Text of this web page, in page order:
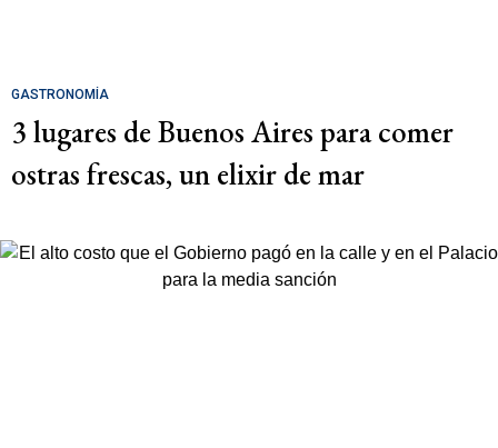
GASTRONOMÍA
3 lugares de Buenos Aires para comer
ostras frescas, un elixir de mar